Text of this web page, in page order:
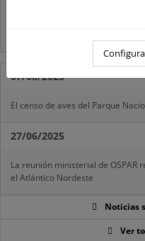
07/08/2025
El censo de aves del Parque
27/06/2025
La reunión ministerial de
el Atlántico Nordeste
Noticias
Ver